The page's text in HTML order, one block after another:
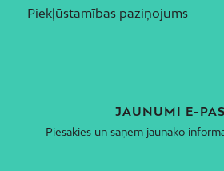
Piekļūstamības paziņojums
JAUNUMI E-
Piesakies un saņem jaunāko